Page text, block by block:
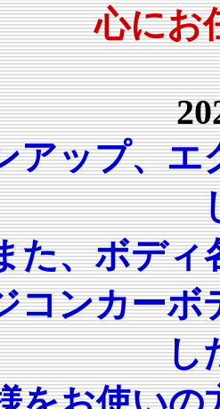
心にお
アップ、エ
た、ボディ
コンカーボ
し